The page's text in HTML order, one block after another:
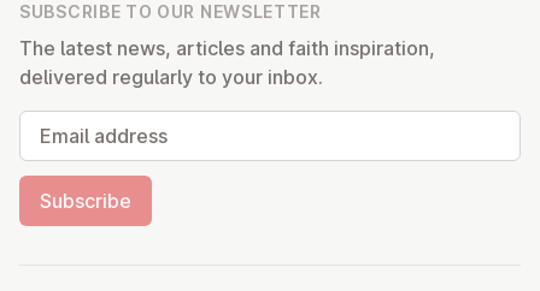
SUBSCRIBE TO OUR NEWSLETTER
The latest news, articles and faith inspiration,
delivered regularly to your inbox.
Email address
Subscribe